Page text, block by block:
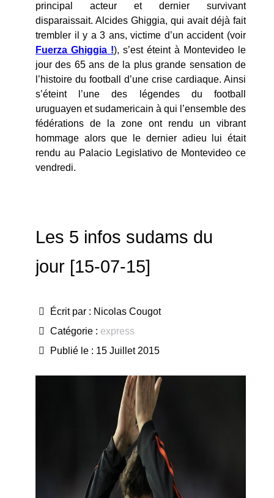
principal acteur et dernier survivant
disparaissait. Alcides Ghiggia, qui avait déjà fait
trembler il y a 3 ans, victime d’un accident (voir
Fuerza Ghiggia !), s’est éteint à Montevideo le
jour des 65 ans de la plus grande sensation de
l’histoire du football d’une crise cardiaque. Ainsi
s’éteint l’une des légendes du football
uruguayen et sudamericain à qui l’ensemble des
fédérations de la zone ont rendu un vibrant
hommage alors que le dernier adieu lui était
rendu au Palacio Legislativo de Montevideo ce
vendredi.
Les 5 infos sudams du
jour [15-07-15]
Écrit par : Nicolas Cougot
Catégorie : express
Publié le : 15 Juillet 2015